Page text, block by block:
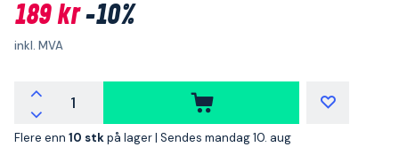
189 kr-10%
inkl. MVA
Flere enn 10 stkpå lager | Sendes mandag 10. aug